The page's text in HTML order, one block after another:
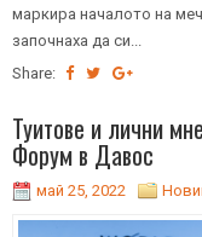
маркира началото на
започнаха да си...
Share:
Туитове и лични
Форум в Давос
май 25, 2022